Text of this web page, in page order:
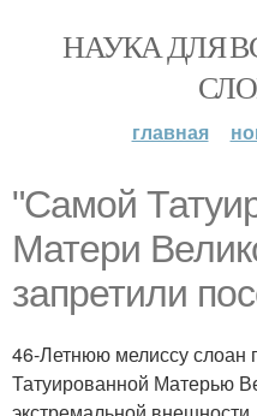
НАУКА ДЛЯ
главная
"Самой
Матери
запретили
46-Летнюю мелиссу слоан
Татуированной Матерью